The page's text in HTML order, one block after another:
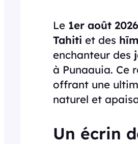
Le 1er août 2026
Tahiti et des
enchanteur des
à Punaauia. Ce
offrant une
naturel et
Un écrin